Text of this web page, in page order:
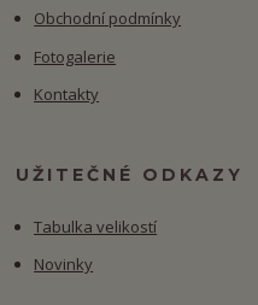
Obchodní podmínky
Fotogalerie
Kontakty
UŽITEČNÉ ODKAZY
Tabulka velikostí
Novinky